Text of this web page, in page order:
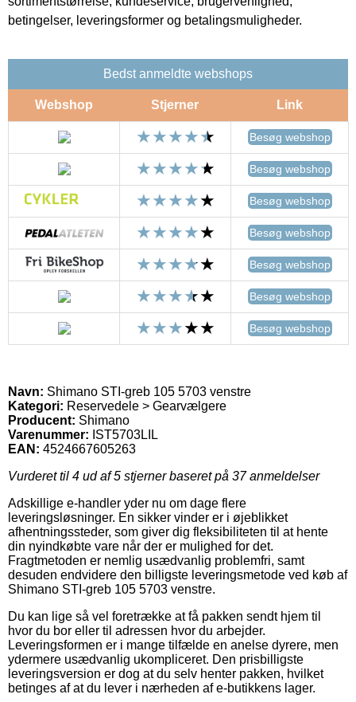
betingelser, leveringsformer og betalingsmuligheder.
Bedst anmeldte webshops
Webshop Stjerner Link
Besøg webshop
Besøg webshop
Besøg webshop
Besøg webshop
Besøg webshop
Besøg webshop
Besøg webshop
Navn: Shimano STI-greb 105 5703 venstre
Kategori: Reservedele > Gearvælgere
Producent: Shimano
Varenummer: IST5703LIL
EAN: 4524667605263
Vurderet til 4 ud af 5 stjerner baseret på 37anmeldelser
Adskillige e-handler yder nu om dage flere
leveringsløsninger. En sikker vinder er i øjeblikket
afhentningssteder, som giver dig fleksibiliteten til at hente
din nyindkøbte vare når der er mulighed for det.
Fragtmetoden er nemlig usædvanlig problemfri, samt
desuden endvidere den billigste leveringsmetode ved køb af
Shimano STI-greb 105 5703 venstre.
Du kan lige så vel foretrække at få pakken sendt hjem til
hvor du bor eller til adressen hvor du arbejder.
Leveringsformen er i mange tilfælde en anelse dyrere, men
ydermere usædvanlig ukompliceret. Den prisbilligste
leveringsversion er dog at du selv henter pakken, hvilket
betinges af at du lever i nærheden af e-butikkens lager.